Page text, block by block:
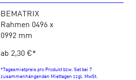
BEMATRIX
Rahmen 0496 x
0992 mm
ab 2,30 €*
*Tagesmietpreis pro Produkt bzw. Set bei 7
zusammenhängenden Miettagen zzgl. MwSt.